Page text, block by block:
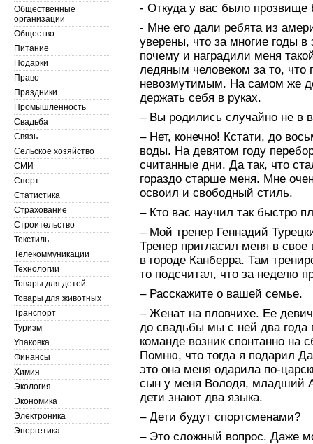
- Откуда у вас было прозвище
- Мне его дали ребята из
уверены, что за многие годы
почему и наградили меня
ледяным человеком за то, что
невозмутимым. На самом же
держать себя в руках.
– Вы родились случайно не в
– Нет, конечно! Кстати, до
воды. На девятом году
считанные дни. Да так, что
гораздо старше меня. Мне
освоил и свободный стиль.
– Кто вас научил так быстро
– Мой тренер Геннадий
Тренер пригласил меня в
в городе Канберра. Там
то подсчитал, что за неделю
– Расскажите о вашей семье.
– Женат на пловчихе. Ее
до свадьбы мы с ней два года
команде возник спонтанно на
Помню, что тогда я подарил
это она меня одарила по-
сын у меня Володя, младший
дети знают два языка.
– Дети будут спортсменами?
– Это сложный вопрос. Даже
Общественные
организации
Общество
Питание
Подарки
Право
Праздники
Промышленность
Свадьба
Связь
Сельское хозяйство
СМИ
Спорт
Статистика
Страхование
Строительство
Текстиль
Телекоммуникации
Технологии
Товары для детей
Товары для животных
Транспорт
Туризм
Упаковка
Финансы
Химия
Экология
Экономика
Электроника
Энергетика